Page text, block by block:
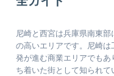
尼崎と西宮は兵庫県南東
の高いエリアです。尼崎
発が進む商業エリアでも
ち着いた街として知られ